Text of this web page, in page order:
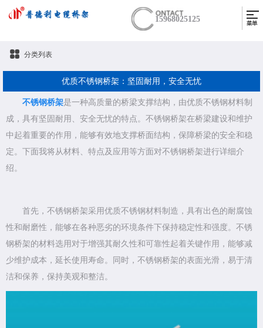
15968025125
分类列表
优质不锈钢桥架：坚固耐用，安全无忧
不锈钢桥架是一种高质量的桥梁支撑结构，由优质不锈钢材料制
成，具有坚固耐用、安全无忧的特点。不锈钢桥架在桥梁建设和维护
中起着重要的作用，能够有效地支撑桥面结构，保障桥梁的安全和稳
定。下面我将从材料、特点及应用等方面对不锈钢桥架进行详细介
绍。
首先，不锈钢桥架采用优质不锈钢材料制造，具有出色的耐腐蚀
性和耐磨性，能够在各种恶劣的环境条件下保持稳定性和强度。不锈
钢桥架的材料选用对于增强其耐久性和可靠性起着关键作用，能够减
少维护成本，延长使用寿命。同时，不锈钢桥架的表面光滑，易于清
洁和保养，保持美观和整洁。